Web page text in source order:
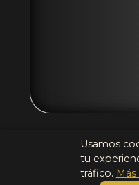
Usamos
tu
tráfico.